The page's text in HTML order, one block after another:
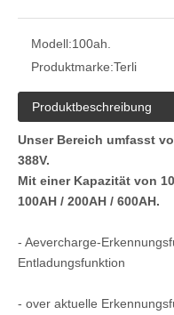
Modell:100ah.
Produktmarke:Terli
Produktbeschreibung
Unser Bereich umfasst
388V.
Mit einer Kapazität von
100AH ​​/ 200AH / 600AH.
- Aevercharge-
Entladungsfunktion
- over aktuelle